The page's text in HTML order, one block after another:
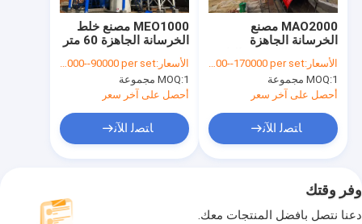
MEO1000 مصنع خلط
الخرسانة الجاهزة 60 متر
الساعة
الأسعار:USD 52000--90000 per set
MOQ:1 مجموعة
أحصل على آخر سعر
ﺎﺘﺼﻟ ﺍﻶﻧ
MAO2000 مصنع
الخرسانة الجاهزة
للخرسانة المركزية الثابتة
120 متر مكعب في
الساعة 4.1 متر
الأسعار:USD 100000--170000 per set
MOQ:1 مجموعة
أحصل على آخر سعر
ﺎﺘﺼﻟ ﺍﻶﻧ
وفر وقتك
دعنا نتصل بأفضل المنتجات معك.